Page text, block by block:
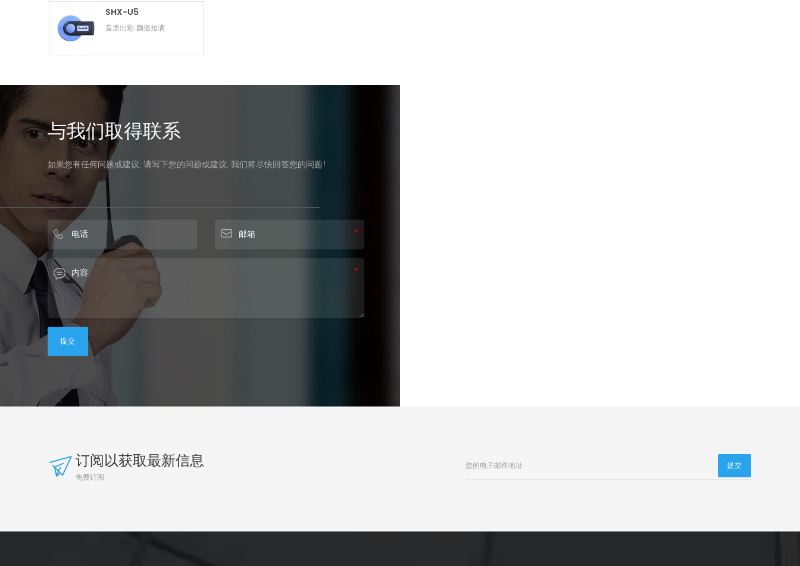
SHX-U5
音质出彩 颜值拉满
与我们取得联系
如果您有任何问题或建议, 请写下您的问题或建议, 我们将尽快回答您的问题!
订阅以获取最新信息
免费订阅